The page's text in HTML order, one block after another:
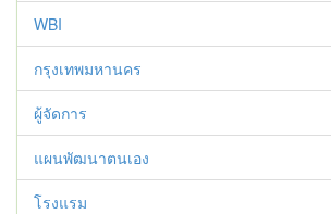
WBI
กรุงเทพมหานคร
ผู้จัดการ
แผนพัฒนาตนเอง
โรงแรม